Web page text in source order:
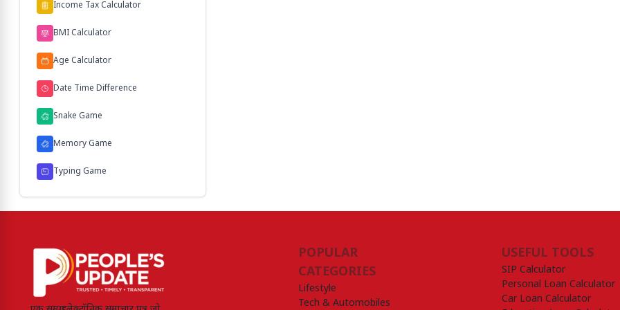
Income Tax Calculator
BMI Calculator
Age Calculator
Date Time Difference
Snake Game
Memory Game
Typing Game
POPULAR
CATEGORIES
Lifestyle
Tech & Automobiles
USEFUL TOOLS
SIP Calculator
Personal Loan Calculator
Car Loan Calculator